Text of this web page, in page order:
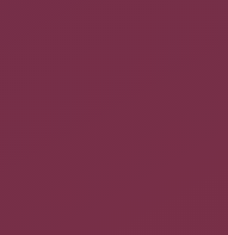
«
Studio.